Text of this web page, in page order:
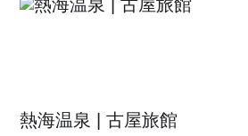
熱海温泉 | 古屋旅館